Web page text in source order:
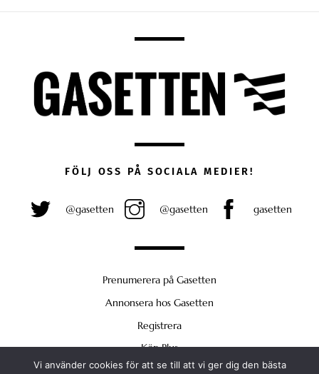
FÖLJ OSS PÅ SOCIALA MEDIER!
@gasetten @gasetten gasetten
Prenumerera på Gasetten
Annonsera hos Gasetten
Registrera
Köp Plus
Vi använder cookies för att se till att vi ger dig den bästa